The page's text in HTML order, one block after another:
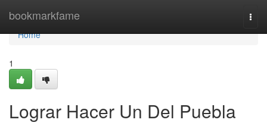
bookmarkfame
Home
Home
1
Lograr Hacer Un Del Puebla